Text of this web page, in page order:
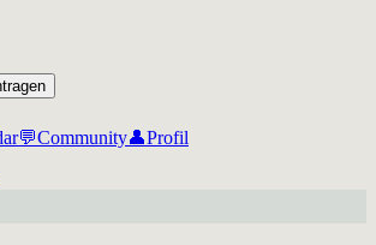
💬Community👤Profil